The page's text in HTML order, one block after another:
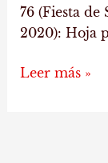
76 (Fiesta de
2020): Hoja
Leer más »